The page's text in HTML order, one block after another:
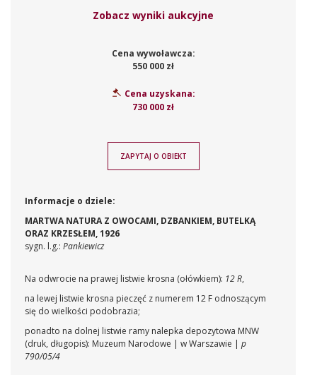
Zobacz wyniki aukcyjne
Cena wywoławcza:
550 000 zł
Cena uzyskana:
730 000 zł
ZAPYTAJ O OBIEKT
Informacje o dziele:
MARTWA NATURA Z OWOCAMI, DZBANKIEM, BUTELKĄ
ORAZ KRZESŁEM, 1926
sygn. l.g.: Pankiewicz
Na odwrocie na prawej listwie krosna (ołówkiem): 12 R,
na lewej listwie krosna pieczęć z numerem 12 F odnoszącym
się do wielkości podobrazia;
ponadto na dolnej listwie ramy nalepka depozytowa MNW
(druk, długopis): Muzeum Narodowe | w Warszawie | p
790/05/4